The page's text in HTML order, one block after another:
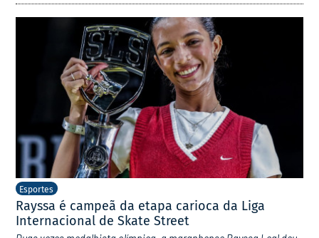
Esportes
Rayssa é campeã da etapa carioca da Liga
Internacional de Skate Street